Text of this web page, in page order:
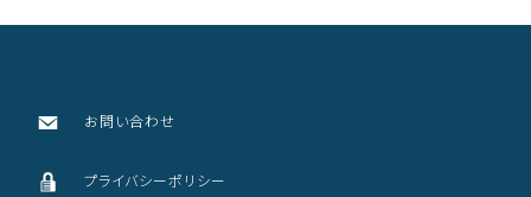
お問い合わせ
プライバシーポリシー